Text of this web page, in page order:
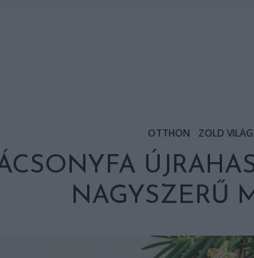
OTTHON ZÖLD VILÁG
NAGYSZERŰ